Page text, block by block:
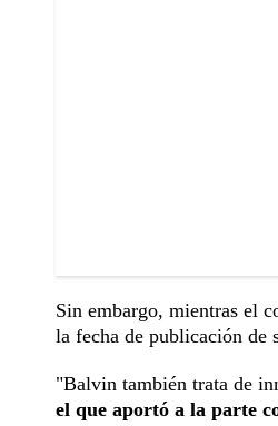
Sin embargo, mientras el
la fecha de publicación de
"Balvin también trata de
el que aportó a la parte